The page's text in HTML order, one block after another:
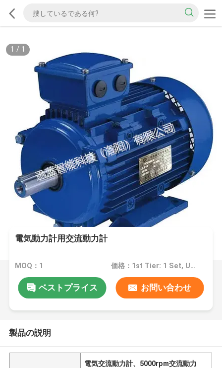
1 / 1
電気動力計用交流動力計
MOQ：1 価格：1st Tier: 1 Set, Unit Price USD 3.00 2nd Tier: 2-5 Sets, Unit Price USD 2.00 3rd Tier: Over 5 Sets, Unit Price USD 1.00
ベストプライス お問い合わせ
製品の説明
電気交流動力計、5000rpm交流動力